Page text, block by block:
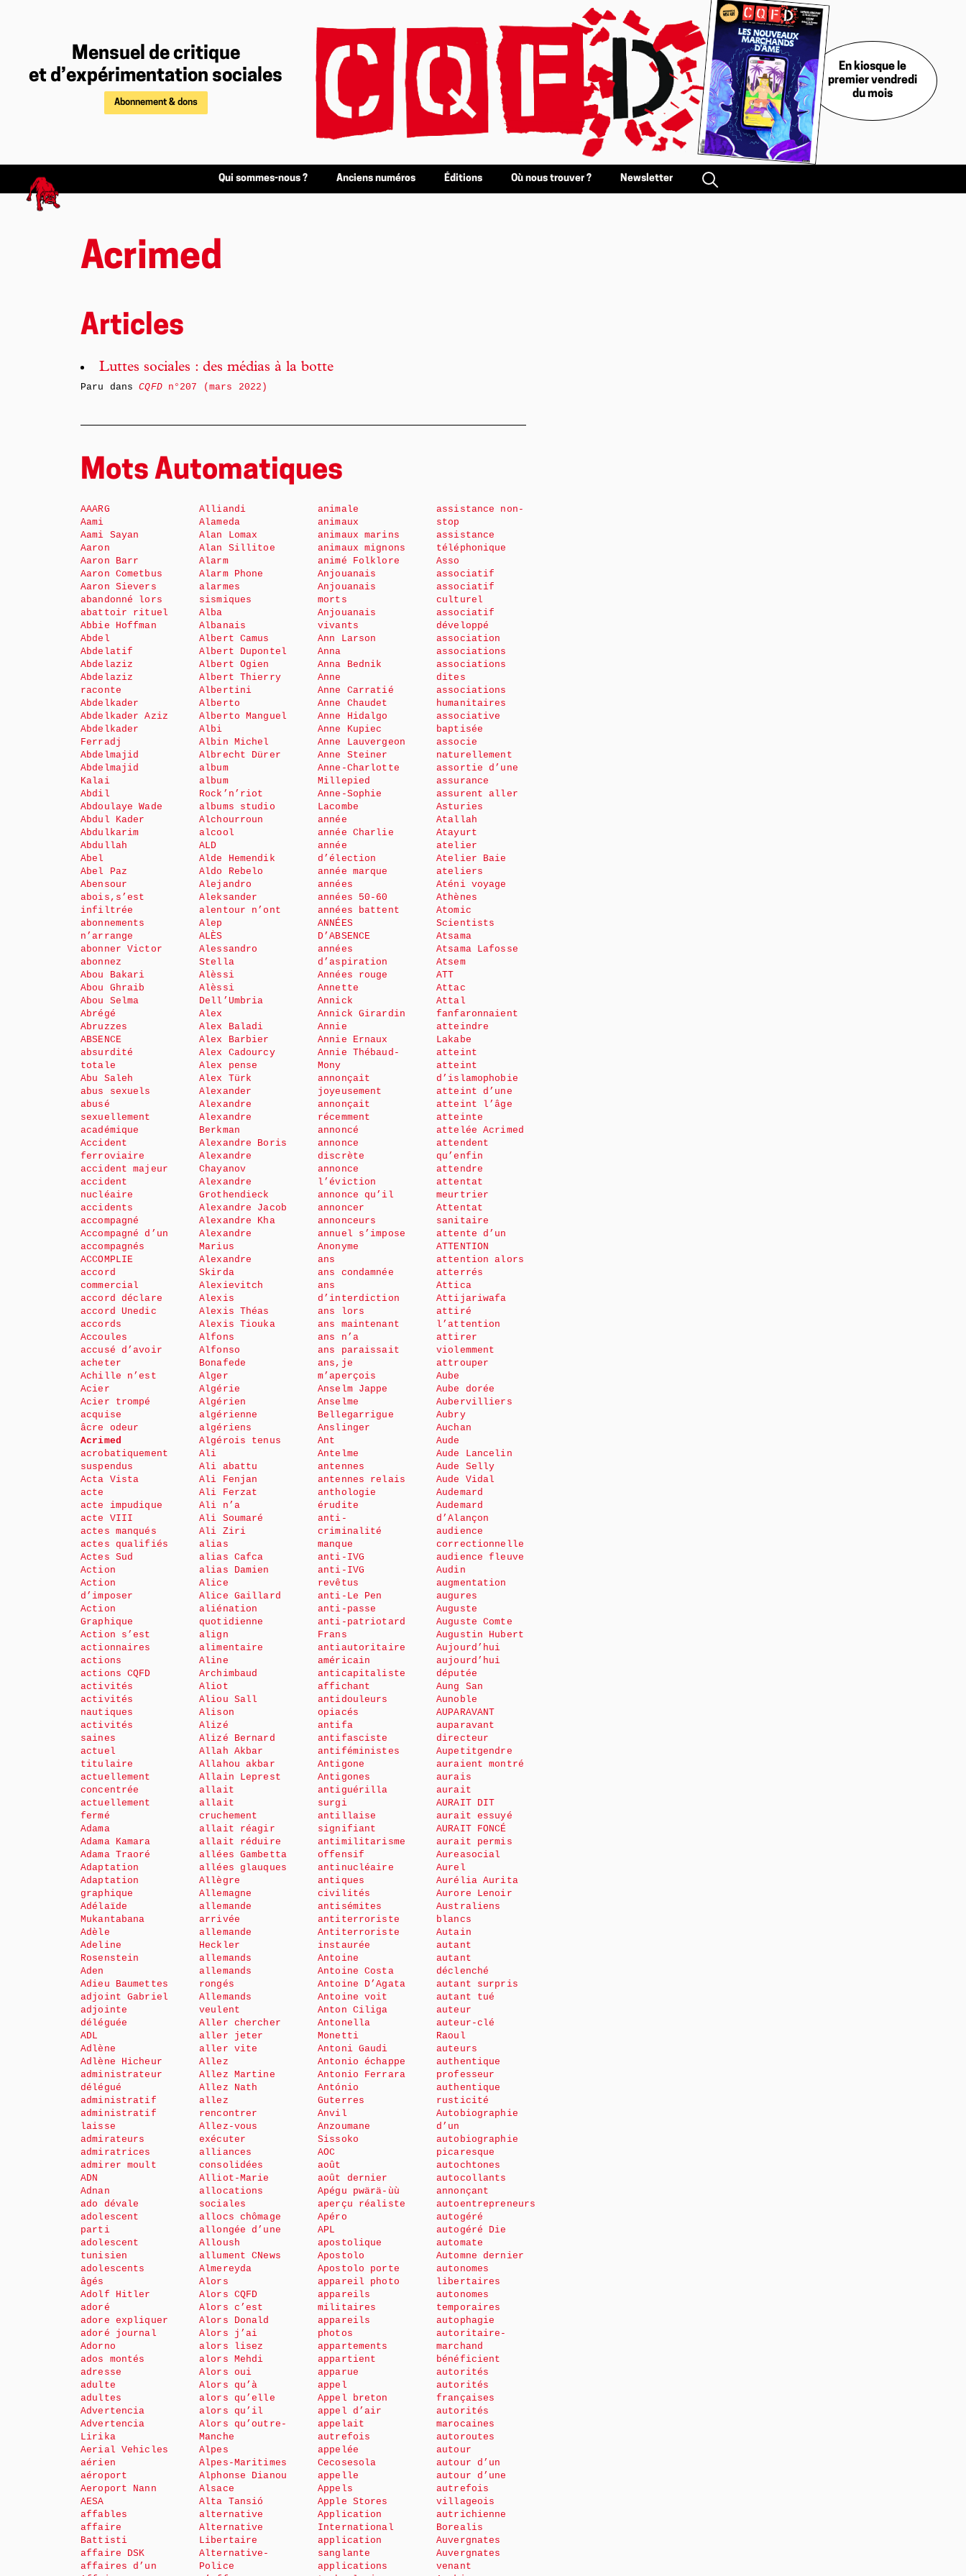
Mensuel de critique
et d’expérimentation sociales
Abonnement & dons
En kiosque le
premier vendredi
du mois
Qui sommes-nous ? Anciens numéros Éditions Où nous trouver ? Newsletter
Acrimed
Articles
Luttes sociales : des médias à la botte
Paru dansCQFDn°207 (mars 2022)
Mots Automatiques
AAARG
Aami
Aami Sayan
Aaron
Aaron Barr
Aaron Cometbus
Aaron Sievers
abandonné lors
abattoir rituel
Abbie Hoffman
Abdel
Abdelatif
Abdelaziz
Abdelaziz
raconte
Abdelkader
Abdelkader Aziz
Abdelkader
Ferradj
Abdelmajid
Abdelmajid
Kalai
Abdil
Abdoulaye Wade
Abdul Kader
Abdulkarim
Abdullah
Abel
Abel Paz
Abensour
abois,s’est
infiltrée
abonnements
n’arrange
abonner Victor
abonnez
Abou Bakari
Abou Ghraib
Abou Selma
Abrégé
Abruzzes
ABSENCE
absurdité
totale
Abu Saleh
abus sexuels
abusé
sexuellement
académique
Accident
ferroviaire
accident majeur
accident
nucléaire
accidents
accompagné
Accompagné d’un
accompagnés
ACCOMPLIE
accord
commercial
accord déclare
accord Unedic
accords
Accoules
accusé d’avoir
acheter
Achille n’est
Acier
Acier trompé
acquise
âcre odeur
Acrimed
acrobatiquement
suspendus
Acta Vista
acte
acte impudique
acte VIII
actes manqués
actes qualifiés
Actes Sud
Action
Action
d’imposer
Action
Graphique
Action s’est
actionnaires
actions
actions CQFD
activités
activités
nautiques
activités
saines
actuel
titulaire
actuellement
concentrée
actuellement
fermé
Adama
Adama Kamara
Adama Traoré
Adaptation
Adaptation
graphique
Adélaïde
Mukantabana
Adèle
Adeline
Rosenstein
Aden
Adieu Baumettes
adjoint Gabriel
adjointe
déléguée
ADL
Adlène
Adlène Hicheur
administrateur
délégué
administratif
administratif
laisse
admirateurs
admiratrices
admirer moult
ADN
Adnan
ado dévale
adolescent
parti
adolescent
tunisien
adolescents
âgés
Adolf Hitler
adoré
adore expliquer
adoré journal
Adorno
ados montés
adresse
adulte
adultes
Advertencia
Advertencia
Lirika
Aerial Vehicles
aérien
aéroport
Aeroport Nann
AESA
affables
affaire
Battisti
affaire DSK
affaires d’un
Alliandi
Alameda
Alan Lomax
Alan Sillitoe
Alarm
Alarm Phone
alarmes
sismiques
Alba
Albanais
Albert Camus
Albert Dupontel
Albert Ogien
Albert Thierry
Albertini
Alberto
Alberto Manguel
Albi
Albin Michel
Albrecht Dürer
album
album
Rock’n’riot
albums studio
Alchourroun
alcool
ALD
Alde Hemendik
Aldo Rebelo
Alejandro
Aleksander
alentour n’ont
Alep
ALÈS
Alessandro
Stella
Alèssi
Alèssi
Dell’Umbria
Alex
Alex Baladi
Alex Barbier
Alex Cadourcy
Alex pense
Alex Türk
Alexander
Alexandre
Alexandre
Berkman
Alexandre Boris
Alexandre
Chayanov
Alexandre
Grothendieck
Alexandre Jacob
Alexandre Kha
Alexandre
Marius
Alexandre
Skirda
Alexievitch
Alexis
Alexis Théas
Alexis Tiouka
Alfons
Alfonso
Bonafede
Alger
Algérie
Algérien
algérienne
algériens
Algérois tenus
Ali
Ali abattu
Ali Fenjan
Ali Ferzat
Ali n’a
Ali Soumaré
Ali Ziri
alias
alias Cafca
alias Damien
Alice
Alice Gaillard
aliénation
quotidienne
align
alimentaire
Aline
Archimbaud
Aliot
Aliou Sall
Alison
Alizé
Alizé Bernard
Allah Akbar
Allahou akbar
Allain Leprest
allait
allait
cruchement
allait réagir
allait réduire
allées Gambetta
allées glauques
Allègre
Allemagne
allemande
arrivée
allemande
Heckler
allemands
allemands
rongés
Allemands
veulent
Aller chercher
aller jeter
aller vite
Allez
Allez Martine
Allez Nath
allez
rencontrer
Allez-vous
exécuter
alliances
consolidées
Alliot-Marie
allocations
sociales
allocs chômage
allongée d’une
Alloush
allument CNews
Almereyda
Alors
Alors CQFD
Alors c’est
Alors Donald
Alors j’ai
alors lisez
alors Mehdi
Alors oui
Alors qu’à
alors qu’elle
alors qu’il
Alors qu’outre-
Manche
Alpes
Alpes-Maritimes
Alphonse Dianou
Alsace
Alta Tansió
alternative
Alternative
Libertaire
Alternative-
Police
animale
animaux
animaux marins
animaux mignons
animé Folklore
Anjouanais
Anjouanais
morts
Anjouanais
vivants
Ann Larson
Anna
Anna Bednik
Anne
Anne Carratié
Anne Chaudet
Anne Hidalgo
Anne Kupiec
Anne Lauvergeon
Anne Steiner
Anne-Charlotte
Millepied
Anne-Sophie
Lacombe
année
année Charlie
année
d’élection
année marque
années
années 50-60
années battent
ANNÉES
D’ABSENCE
années
d’aspiration
Années rouge
Annette
Annick
Annick Girardin
Annie
Annie Ernaux
Annie Thébaud-
Mony
annonçait
joyeusement
annonçait
récemment
annoncé
annonce
discrète
annonce
l’éviction
annonce qu’il
annoncer
annonceurs
annuel s’impose
Anonyme
ans
ans condamnée
ans
d’interdiction
ans lors
ans maintenant
ans n’a
ans paraissait
ans,je
m’aperçois
Anselm Jappe
Anselme
Bellegarrigue
Anslinger
Ant
Antelme
antennes
antennes relais
anthologie
érudite
anti-
criminalité
manque
anti-IVG
anti-IVG
revêtus
anti-Le Pen
anti-passe
anti-patriotard
Frans
antiautoritaire
américain
anticapitaliste
affichant
antidouleurs
opiacés
antifa
antifasciste
antiféministes
Antigone
Antigones
antiguérilla
surgi
antillaise
signifiant
antimilitarisme
offensif
antinucléaire
antiques
civilités
antisémites
antiterroriste
Antiterroriste
instaurée
Antoine
Antoine Costa
Antoine D’Agata
Antoine voit
Anton Ciliga
Antonella
Monetti
Antoni Gaudi
Antonio échappe
Antonio Ferrara
António
Guterres
Anvil
Anzoumane
Sissoko
AOC
août
août dernier
Apégu pwärä-ùù
aperçu réaliste
Apéro
APL
apostolique
Apostolo
Apostolo porte
appareil photo
appareils
militaires
appareils
photos
appartements
appartient
apparue
appel
Appel breton
appel d’air
appelait
autrefois
appelée
Cecosesola
appelle
Appels
Apple Stores
Application
International
application
sanglante
applications
assistance non-
stop
assistance
téléphonique
Asso
associatif
associatif
culturel
associatif
développé
association
associations
associations
dites
associations
humanitaires
associative
baptisée
associe
naturellement
assortie d’une
assurance
assurent aller
Asturies
Atallah
Atayurt
atelier
Atelier Baie
ateliers
Aténi voyage
Athènes
Atomic
Scientists
Atsama
Atsama Lafosse
Atsem
ATT
Attac
Attal
fanfaronnaient
atteindre
Lakabe
atteint
atteint
d’islamophobie
atteint d’une
atteint l’âge
atteinte
attelée Acrimed
attendent
qu’enfin
attendre
attentat
meurtrier
Attentat
sanitaire
attente d’un
ATTENTION
attention alors
atterrés
Attica
Attijariwafa
attiré
l’attention
attirer
violemment
attrouper
Aube
Aube dorée
Aubervilliers
Aubry
Auchan
Aude
Aude Lancelin
Aude Selly
Aude Vidal
Audemard
Audemard
d’Alançon
audience
correctionnelle
audience fleuve
Audin
augmentation
augures
Auguste
Auguste Comte
Augustin Hubert
Aujourd’hui
aujourd’hui
députée
Aung San
Aunoble
AUPARAVANT
auparavant
directeur
Aupetitgendre
auraient montré
aurais
aurait
AURAIT DIT
aurait essuyé
AURAIT FONCÉ
aurait permis
Aureasocial
Aurel
Aurélia Aurita
Aurore Lenoir
Australiens
blancs
Autain
autant
autant
déclenché
autant surpris
autant tué
auteur
auteur-clé
Raoul
auteurs
authentique
professeur
authentique
rusticité
Autobiographie
d’un
autobiographie
picaresque
autochtones
autocollants
annonçant
autoentrepreneurs
autogéré
autogéré Die
automate
Automne dernier
autonomes
libertaires
autonomes
temporaires
autophagie
autoritaire-
marchand
bénéficient
autorités
autorités
françaises
autorités
marocaines
autoroutes
autour
autour d’un
autour d’une
autrefois
villageois
autrichienne
Borealis
Auvergnates
Auvergnates
venant